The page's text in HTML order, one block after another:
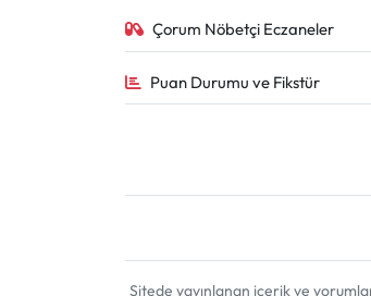
Çorum Nöbetçi Eczaneler
Puan Durumu ve Fikstür
Sitede yayınlanan içerik ve